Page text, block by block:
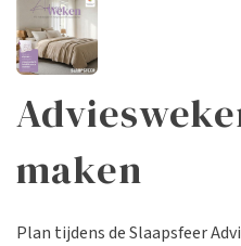
maken
Plan tijdens de Slaapsfeer